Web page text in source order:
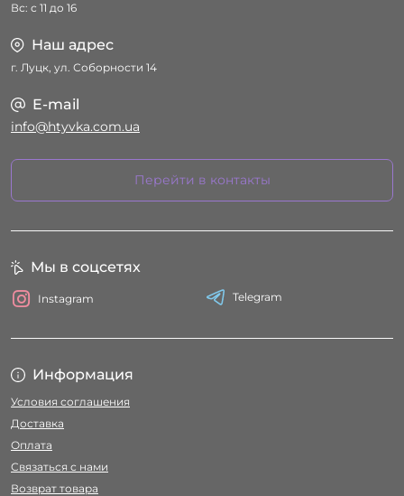
Вс: с 11 до 16
Наш адрес
г. Луцк, ул. Соборности 14
E-mail
info@htyvka.com.ua
Перейти в контакты
Информация
Условия соглашения
Доставка
Оплата
Связаться с нами
Возврат товара
Мы в соцсетях
Instagram Telegram